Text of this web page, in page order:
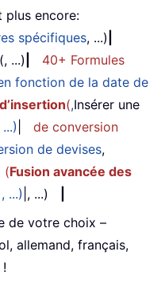
plus encore:
spécifiques, ...)
(, ...)
40+ Formules
fonction de la date de
d’insertion(,Insérer une
...)
de conversion
de devises,
(Fusion avancée des
, ...) |, ...)
de votre choix –
allemand, français,